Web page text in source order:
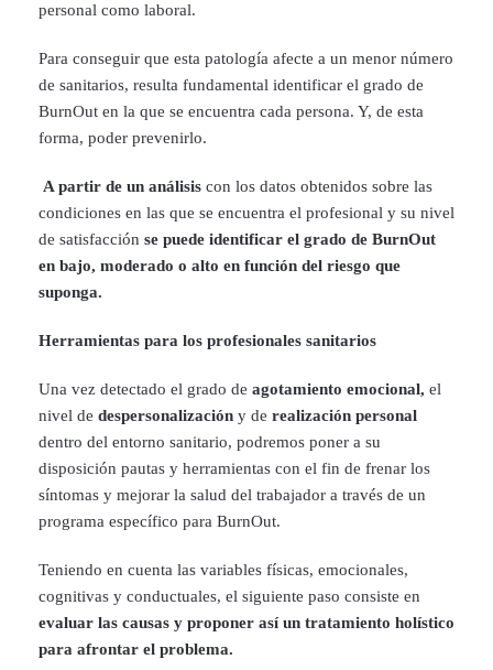
personal como laboral.
Para conseguir que esta patología afecte a un menor número
de sanitarios, resulta fundamental identificar el grado de
BurnOut en la que se encuentra cada persona. Y, de esta
forma, poder prevenirlo.
A partir de un análisis con los datos obtenidos sobre las
condiciones en las que se encuentra el profesional y su nivel
de satisfacción se puede identificar el grado de BurnOut
en bajo, moderado o alto en función del riesgo que
suponga.
Herramientas para los profesionales sanitarios
Una vez detectado el grado de agotamiento emocional, el
nivel de despersonalización y de realización personal
dentro del entorno sanitario, podremos poner a su
disposición pautas y herramientas con el fin de frenar los
síntomas y mejorar la salud del trabajador a través de un
programa específico para BurnOut.
Teniendo en cuenta las variables físicas, emocionales,
cognitivas y conductuales, el siguiente paso consiste en
evaluar las causas y proponer así un tratamiento holístico
para afrontar el problema.